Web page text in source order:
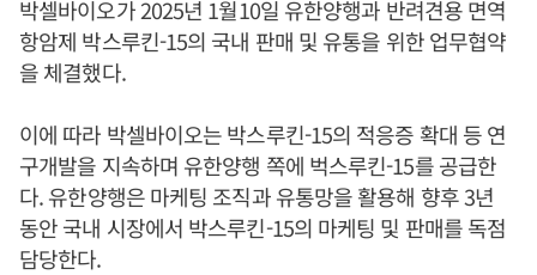
박셀바이오가 2025년 1월10일 유한양행과 반려견용 면역
항암제 박스루킨-15의 국내 판매 및 유통을 위한 업무협약
을 체결했다.
이에 따라 박셀바이오는 박스루킨-15의 적응증 확대 등 연
구개발을 지속하며 유한양행 쪽에 벅스루킨-15를 공급한
다. 유한양행은 마케팅 조직과 유통망을 활용해 향후 3년
동안 국내 시장에서 박스루킨-15의 마케팅 및 판매를 독점
담당한다.